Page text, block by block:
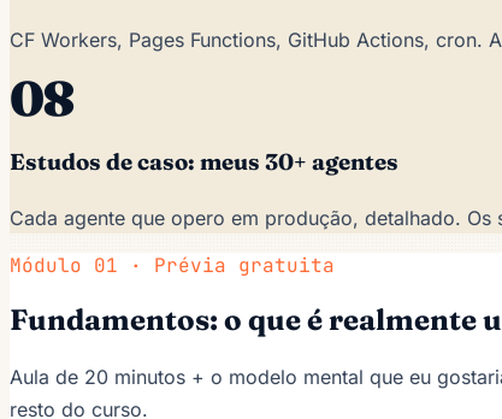
CF Workers, Pages Functions, GitHub Actions, cron.
08
Estudos de caso: meus 30+ agentes
Cada agente que opero em produção, detalhado.
Módulo 01 · Prévia gratuita
Fundamentos: o que é realmente
Aula de 20 minutos + o modelo mental que eu
resto do curso.